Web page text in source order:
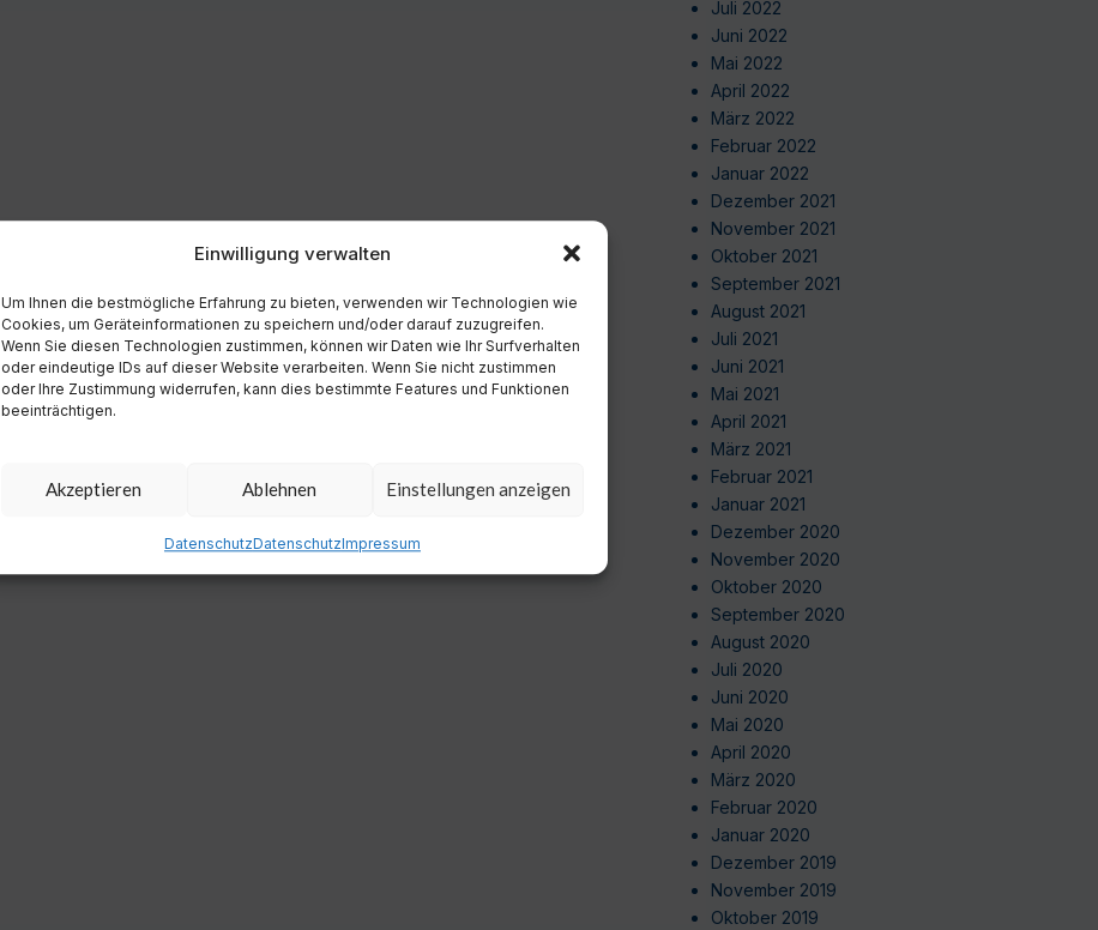
Einwilligung verwalten
Um Ihnen die bestmögliche Erfahrung zu bieten, verwenden wir Technologien wie
Cookies, um Geräteinformationen zu speichern und/oder darauf zuzugreifen.
Wenn Sie diesen Technologien zustimmen, können wir Daten wie Ihr Surfverhalten
oder eindeutige IDs auf dieser Website verarbeiten. Wenn Sie nicht zustimmen
oder Ihre Zustimmung widerrufen, kann dies bestimmte Features und Funktionen
beeinträchtigen.
Akzeptieren Ablehnen Einstellungen anzeigen
DatenschutzDatenschutzImpressum
Juli 2022
Juni 2022
Mai 2022
April 2022
März 2022
Februar 2022
Januar 2022
Dezember 2021
November 2021
Oktober 2021
September 2021
August 2021
Juli 2021
Juni 2021
Mai 2021
April 2021
März 2021
Februar 2021
Januar 2021
Dezember 2020
November 2020
Oktober 2020
September 2020
August 2020
Juli 2020
Juni 2020
Mai 2020
April 2020
März 2020
Februar 2020
Januar 2020
Dezember 2019
November 2019
Oktober 2019